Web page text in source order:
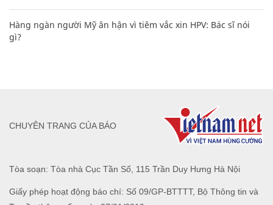
Hàng ngàn người Mỹ ân hận vì tiêm vắc xin HPV: Bác sĩ nói
gì?
Tòa soạn: Tòa nhà Cục Tần Số, 115 Trần Duy Hưng Hà Nội
Giấy phép hoạt động báo chí: Số 09/GP-BTTTT, Bộ Thông tin và
CHUYÊN TRANG CỦA BÁO